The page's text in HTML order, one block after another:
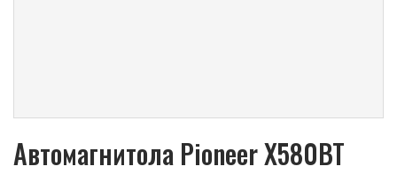
Автомагнитола Pioneer X580BT